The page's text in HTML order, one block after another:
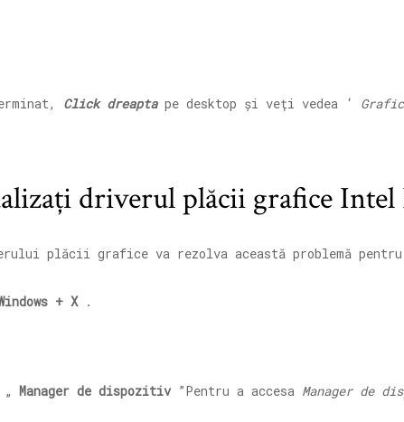
Click dreapta pe desktop și veți vedea ‘
driverul plăcii grafice
plăcii grafice va rezolva această problemă
+ X.
Manager de dispozitiv ”Pentru a accesa Manager de